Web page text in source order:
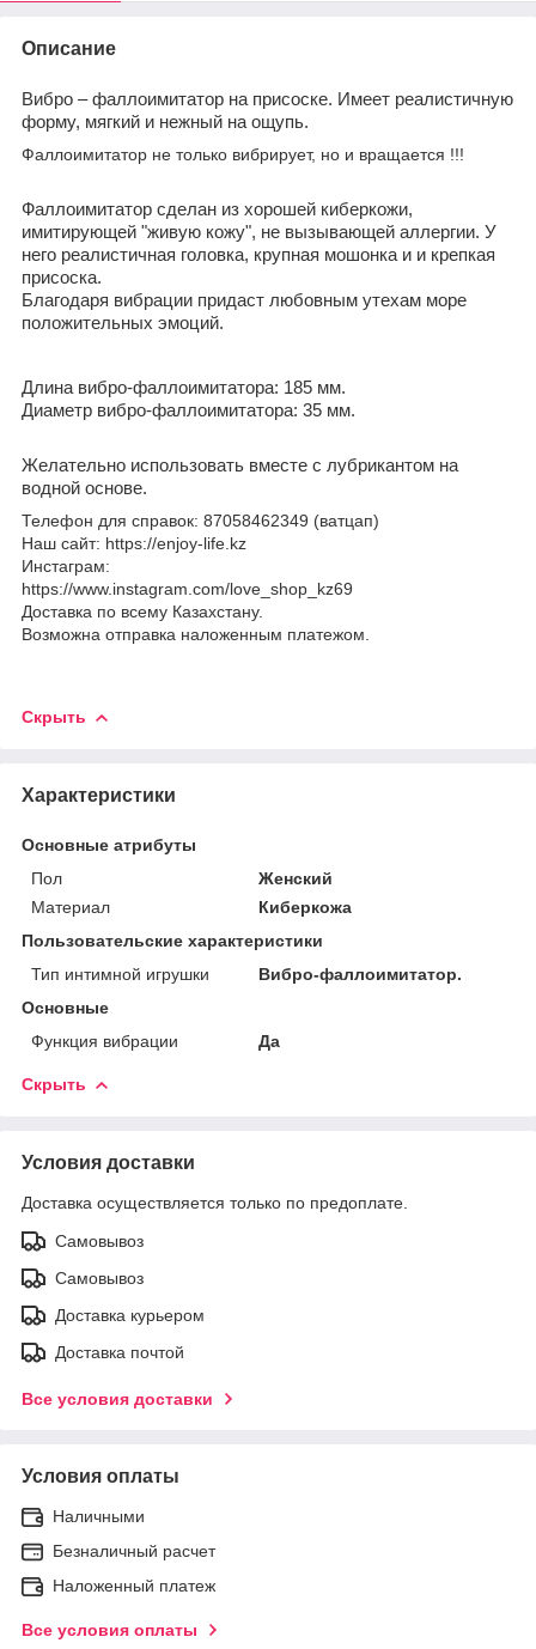
Описание
Вибро – фаллоимитатор на присоске. Имеет реалистичную
форму, мягкий и нежный на ощупь.
Фаллоимитатор не только вибрирует, но и вращается !!!
Фаллоимитатор сделан из хорошей киберкожи,
имитирующей "живую кожу", не вызывающей аллергии. У
него реалистичная головка, крупная мошонка и и крепкая
присоска.
Благодаря вибрации придаст любовным утехам море
положительных эмоций.
Длина вибро-фаллоимитатора: 185 мм.
Диаметр вибро-фаллоимитатора: 35 мм.
Желательно использовать вместе с лубрикантом на
водной основе.
Телефон для справок: 87058462349 (ватцап)
Наш сайт: https://enjoy-life.kz
Инстаграм:
https://www.instagram.com/love_shop_kz69
Доставка по всему Казахстану.
Возможна отправка наложенным платежом.
Скрыть
Характеристики
Основные атрибуты
Пол
Женский
Материал
Киберкожа
Пользовательские характеристики
Тип интимной игрушки
Вибро-фаллоимитатор.
Основные
Функция вибрации
Да
Скрыть
Условия доставки
Доставка осуществляется только по предоплате.
Самовывоз
Самовывоз
Доставка курьером
Доставка почтой
Все условия доставки
Условия оплаты
Наличными
Безналичный расчет
Наложенный платеж
Все условия оплаты